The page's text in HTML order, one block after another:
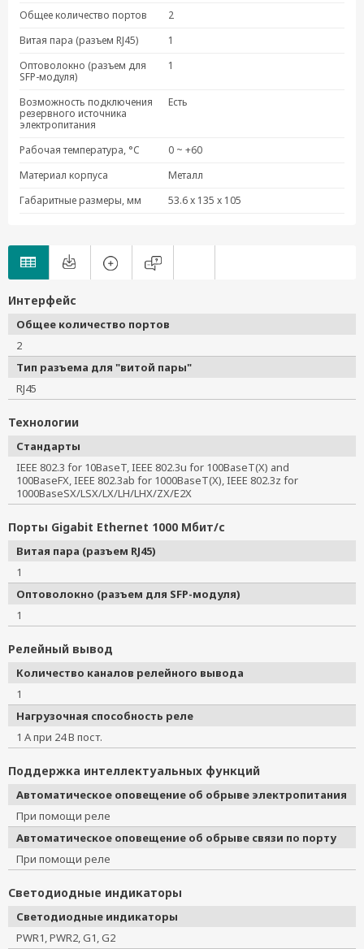
Общее количество портов
2
Витая пара (разъем RJ45)
1
Оптоволокно (разъем для
SFP-модуля)
1
Возможность подключения
резервного источника
электропитания
Есть
Рабочая температура, °C
0 ~ +60
Материал корпуса
Металл
Габаритные размеры, мм
53.6 x 135 x 105
Интерфейс
Общее количество портов
2
Тип разъема для "витой пары"
RJ45
Технологии
Стандарты
IEEE 802.3 for 10BaseT, IEEE 802.3u for 100BaseT(X) and
100BaseFX, IEEE 802.3ab for 1000BaseT(X), IEEE 802.3z for
1000BaseSX/LSX/LX/LH/LHX/ZX/E2X
Порты Gigabit Ethernet 1000 Мбит/с
Витая пара (разъем RJ45)
1
Оптоволокно (разъем для SFP-модуля)
1
Релейный вывод
Количество каналов релейного вывода
1
Нагрузочная способность реле
1 А при 24 В пост.
Поддержка интеллектуальных функций
Автоматическое оповещение об обрыве электропитания
При помощи реле
Автоматическое оповещение об обрыве связи по порту
При помощи реле
Светодиодные индикаторы
Светодиодные индикаторы
PWR1, PWR2, G1, G2